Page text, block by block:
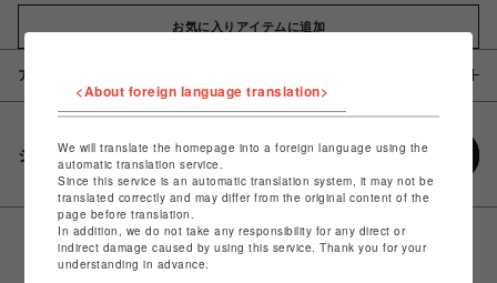
お気に入りアイテムに追加
アイテム説明 / 素材
シェアする
<About foreign language translation>
We will translate the homepage into a foreign language using the
automatic translation service.
Since this service is an automatic translation system, it may not be
translated correctly and may differ from the original content of the
page before translation.
In addition, we do not take any responsibility for any direct or
indirect damage caused by using this service. Thank you for your
understanding in advance.